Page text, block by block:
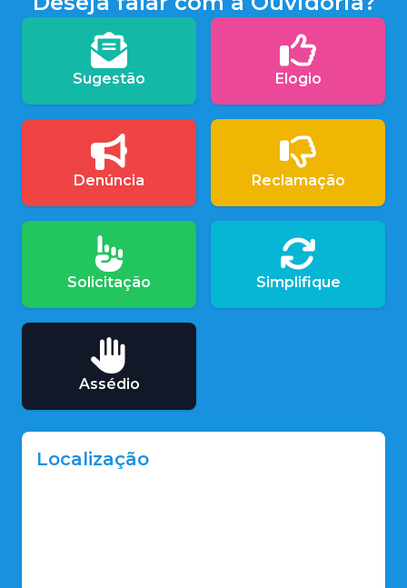
Sugestão Elogio
Denúncia Reclamação
Solicitação Simplifique
Assédio
Localização